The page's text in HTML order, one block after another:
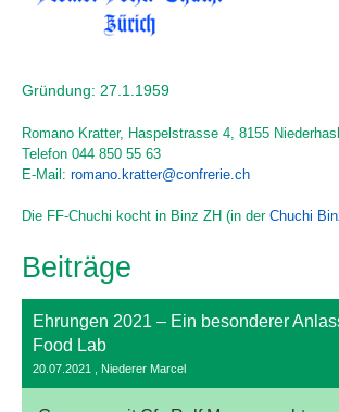
Gründung: 27.1.1959
Romano Kratter, Haspelstrasse 4, 8155
Telefon 044 850 55 63
E-Mail: romano.kratter@confrerie.ch
Die FF-Chuchi kocht in Binz ZH (in der Chuchi
Beiträge
Ehrungen 2021 – Ein besonderer
Food Lab
20.07.2021 , Niederer Marcel